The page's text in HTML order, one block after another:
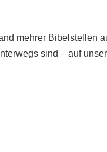
mehrer Bibelstellen
sind – auf